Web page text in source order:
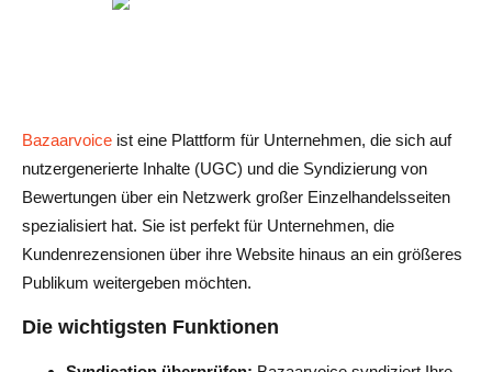
Bazaarvoice ist eine Plattform für Unternehmen, die sich auf
nutzergenerierte Inhalte (UGC) und die Syndizierung von
Bewertungen über ein Netzwerk großer Einzelhandelsseiten
spezialisiert hat. Sie ist perfekt für Unternehmen, die
Kundenrezensionen über ihre Website hinaus an ein größeres
Publikum weitergeben möchten.
Die wichtigsten Funktionen